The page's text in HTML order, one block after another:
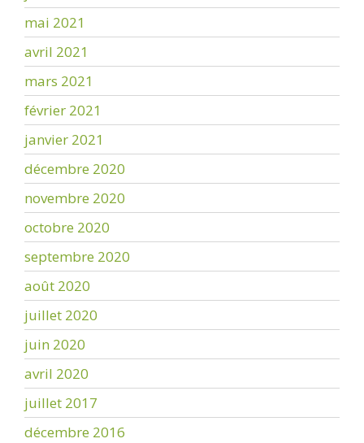
mai 2021
avril 2021
mars 2021
février 2021
janvier 2021
décembre 2020
novembre 2020
octobre 2020
septembre 2020
août 2020
juillet 2020
juin 2020
avril 2020
juillet 2017
décembre 2016